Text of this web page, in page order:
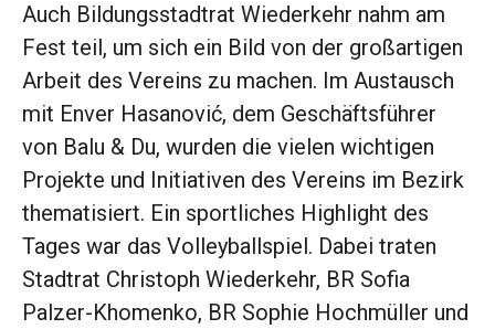
Auch Bildungsstadtrat Wiederkehr nahm am
Fest teil, um sich ein Bild von der großartigen
Arbeit des Vereins zu machen. Im Austausch
mit Enver Hasanović, dem Geschäftsführer
von Balu & Du, wurden die vielen wichtigen
Projekte und Initiativen des Vereins im Bezirk
thematisiert. Ein sportliches Highlight des
Tages war das Volleyballspiel. Dabei traten
Stadtrat Christoph Wiederkehr, BR Sofia
Palzer-Khomenko, BR Sophie Hochmüller und